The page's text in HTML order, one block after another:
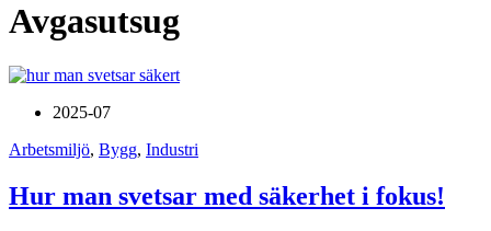
Avgasutsug
2025-07
Arbetsmiljö, Bygg, Industri
Hur man svetsar med säkerhet i fokus!